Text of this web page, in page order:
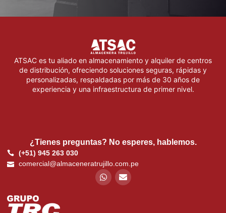
ATSAC es tu aliado en almacenamiento y alquiler de centros
de distribución, ofreciendo soluciones seguras, rápidas y
personalizadas, respaldadas por más de 30 años de
experiencia y una infraestructura de primer nivel.
¿Tienes preguntas? No esperes, hablemos.
(+51) 945 263 030
comercial@almaceneratrujillo.com.pe